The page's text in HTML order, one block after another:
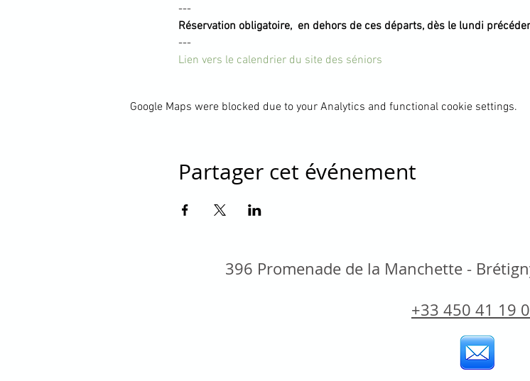
---
Réservation obligatoire,  en dehors de ces départs, dès le lundi
---
Lien vers le calendrier du site des séniors
Google Maps were blocked due to your Analytics and functional cookie settings.
Partager cet événement
396 Promenade de la Manchette -
+33 450 41 19